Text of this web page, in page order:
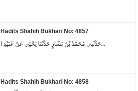
Hadits Shahih Bukhari No: 4857
حَدَّثَنِي مُحَمَّدُ بْنُ بَشَّارٍ حَدَّثَنَا يَحْيَى عَنْ عُبَيْدِ ا...
Hadits Shahih Bukhari No: 4858